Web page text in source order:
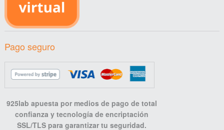
Pago seguro
925lab apuesta por medios de pago de total
confianza y tecnología de encriptación
SSL/TLS para garantizar tu seguridad.